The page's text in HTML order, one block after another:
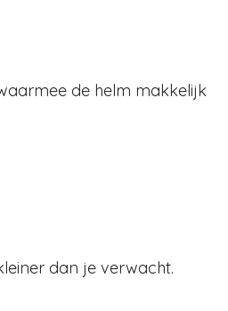
de helm makkelijk
dan je verwacht.